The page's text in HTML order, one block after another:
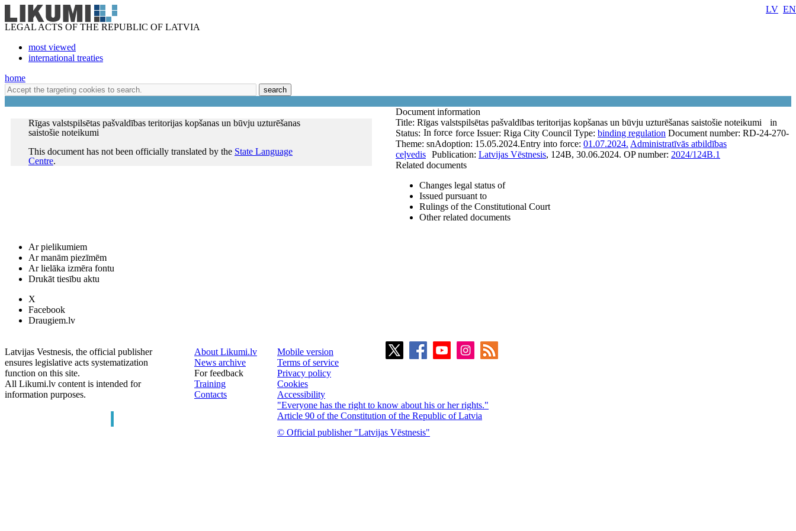
LEGAL ACTS OF THE REPUBLIC OF LATVIA
most viewed
international treaties
LV EN
home
search
Rīgas valstspilsētas pašvaldības teritorijas kopšanas un būvju uzturēšanas
saistošie noteikumi
This document has not been officially translated by the State Language
Centre.
Document information
Title: Rīgas valstspilsētas pašvaldības teritorijas kopšanas un būvju uzturēšanas saistošie noteikumi
Status: In force
in
force Issuer: Riga City Council Type: binding regulation Document number: RD-24-270-
snAdoption: 15.05.2024.Entry into force: 01.07.2024.
Theme:
Administratīvās atbildības
ceļvedis Publication: Latvijas Vēstnesis, 124B, 30.06.2024. OP number: 2024/124B.1
Related documents
Changes legal status of
Issued pursuant to
Rulings of the Constitutional Court
Other related documents
Ar pielikumiem
Ar manām piezīmēm
Ar lielāka izmēra fontu
Drukāt tiesību aktu
X
Facebook
Draugiem.lv
Latvijas Vestnesis, the official publisher
ensures legislative acts systematization
function on this site.
All Likumi.lv content is intended for
information purposes.
About Likumi.lv
News archive
For feedback
Training
Contacts
Mobile version
Terms of service
Privacy policy
Cookies
Accessibility
"Everyone has the right to know about his or her rights."
Article 90 of the Constitution of the Republic of Latvia
© Official publisher "Latvijas Vēstnesis"